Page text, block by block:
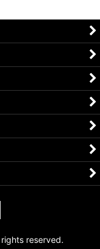
reserved.